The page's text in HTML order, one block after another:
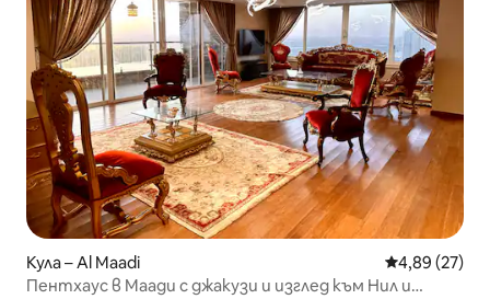
Кула – Al Maadi Средна
4,89 (27)
Пентхаус в Маади с джакузи и изглед към Нил и